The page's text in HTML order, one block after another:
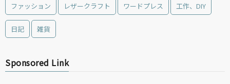
ファッション レザークラフト ワードプレス 工作、DIY
日記 雑貨
Sponsored Link